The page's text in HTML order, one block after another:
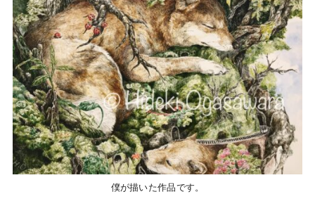
僕が描いた作品です。